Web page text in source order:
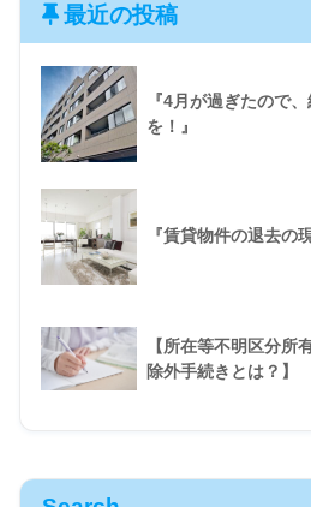
最近の投稿
『4月が過ぎたので
を！』
『賃貸物件の退去の
【所在等不明区分所
除外手続きとは？】